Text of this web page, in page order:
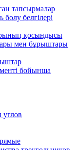
тапсырмалар
болу белгілері
қосындысы
мен бұрыштары
бойынша
углов